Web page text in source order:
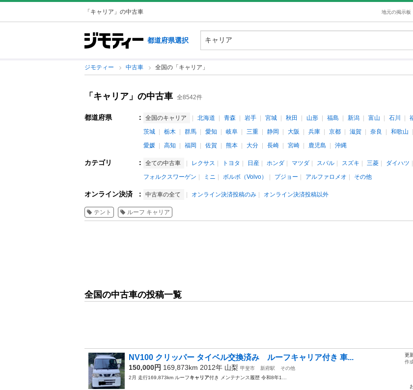
「キャリア」の中古車 地元の掲示板
都道府県選択
ジモティー 中古車 全国の「キャリア」
「キャリア」の中古車 全8542件
都道府県 ： 全国のキャリア 北海道 青森 岩手 宮城 秋田 山形 福島 新潟 富山 石川
茨城
栃木 群馬 愛知 岐阜 三重 静岡 大阪 兵庫 京都 滋賀 奈良 和歌山
愛媛
高知 福岡 佐賀 熊本 大分 長崎 宮崎 鹿児島 沖縄
カテゴリ ： 全ての中古車 レクサス トヨタ 日産 ホンダ マツダ スバル スズキ 三菱 ダイハツ
フォルクスワーゲン
ミニ ボルボ（Volvo） プジョー アルファロメオ その他
オンライン決済 ： 中古車の全て オンライン決済投稿のみ オンライン決済投稿以外
テント ルーフ キャリア
全国の中古車の投稿一覧
NV100 クリッパー タイベル交換済み ルーフキャリア付き 車...
150,000円 169,873km 2012年 山梨 甲斐市 新府駅
その他
2月 走行169,873km ルーフキャリア付き メンテナンス履歴 令和8年1…
更
作